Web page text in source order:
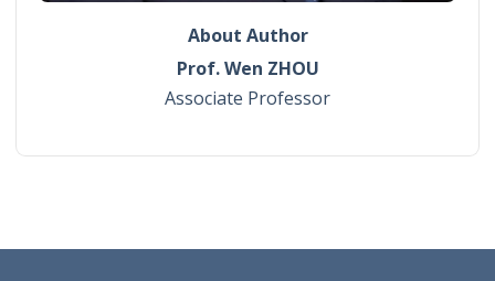
About Author
Prof. Wen ZHOU
Associate Professor